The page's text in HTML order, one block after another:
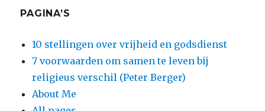
PAGINA’S
10 stellingen over vrijheid en godsdienst
7 voorwaarden om samen te leven bij
religieus verschil (Peter Berger)
About Me